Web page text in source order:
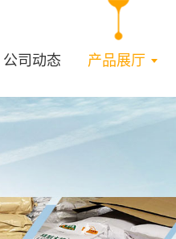
公司动态 产品展厅